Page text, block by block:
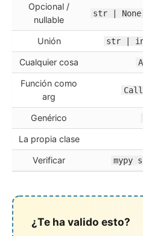
Opcional /
nullable
str | None
Unión str |
Cualquier cosa
Función como
arg
Genérico
La propia clase
Verificar mypy
¿Te ha valido esto?